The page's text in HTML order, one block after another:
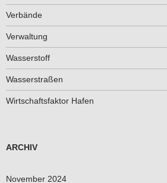
Verbände
Verwaltung
Wasserstoff
Wasserstraßen
Wirtschaftsfaktor Hafen
ARCHIV
November 2024